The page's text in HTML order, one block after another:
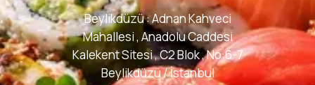
Beylikdüzü : Adnan Kahveci
Mahallesi , Anadolu Caddesi
Kalekent Sitesi , C2 Blok , No:6-7
Beylikdüzü / İstanbul